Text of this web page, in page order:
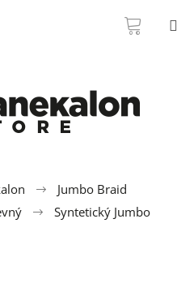
KOŠÍK
Jumbo Braid
Syntetický Jumbo